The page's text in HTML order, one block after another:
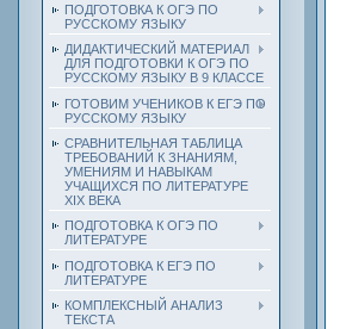
ПОДГОТОВКА К ОГЭ ПО
РУССКОМУ ЯЗЫКУ
ДИДАКТИЧЕСКИЙ МАТЕРИАЛ
ДЛЯ ПОДГОТОВКИ К ОГЭ ПО
РУССКОМУ ЯЗЫКУ В 9 КЛАССЕ
ГОТОВИМ УЧЕНИКОВ К ЕГЭ ПО
РУССКОМУ ЯЗЫКУ
СРАВНИТЕЛЬНАЯ ТАБЛИЦА
ТРЕБОВАНИЙ К ЗНАНИЯМ,
УМЕНИЯМ И НАВЫКАМ
УЧАЩИХСЯ ПО ЛИТЕРАТУРЕ
ХIХ ВЕКА
ПОДГОТОВКА К ОГЭ ПО
ЛИТЕРАТУРЕ
ПОДГОТОВКА К ЕГЭ ПО
ЛИТЕРАТУРЕ
КОМПЛЕКСНЫЙ АНАЛИЗ
ТЕКСТА